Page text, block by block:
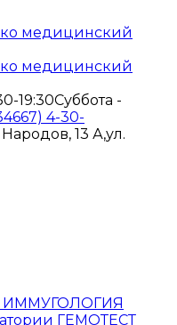
19:30Суббота -
4-30-
13 А,ул.
ГЕМОТЕСТ